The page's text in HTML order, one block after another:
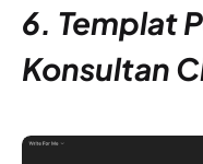
6. Templat
Konsultan